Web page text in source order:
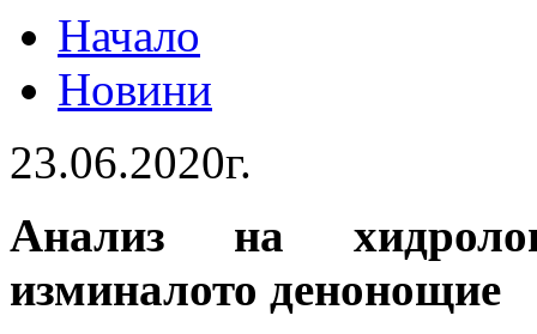
Начало
Новини
23.06.2020г.
Анализ на
изминалото денонощие